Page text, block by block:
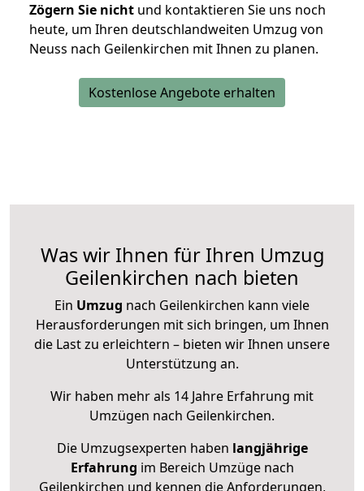
Zögern Sie nicht und kontaktieren Sie uns noch
heute, um Ihren deutschlandweiten Umzug von
Neuss nach Geilenkirchen mit Ihnen zu planen.
Kostenlose Angebote erhalten
Was wir Ihnen für Ihren Umzug
Geilenkirchen nach bieten
Ein Umzug nach Geilenkirchen kann viele
Herausforderungen mit sich bringen, um Ihnen
die Last zu erleichtern – bieten wir Ihnen unsere
Unterstützung an.
Wir haben mehr als 14 Jahre Erfahrung mit
Umzügen nach Geilenkirchen.
Die Umzugsexperten haben langjährige
Erfahrung im Bereich Umzüge nach
Geilenkirchen und kennen die Anforderungen,